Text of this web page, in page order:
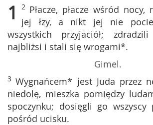
1 2 Płacze, płacze wśród nocy,
jej łzy, a nikt jej nie
wszystkich przyjaciół;
najbliżsi i stali się wrogami*.
Gimel.
3Wygnańcem* jest Juda przez
niedolę, mieszka pomiędzy
spoczynku; dosięgli go wszyscy
pośród ucisku.